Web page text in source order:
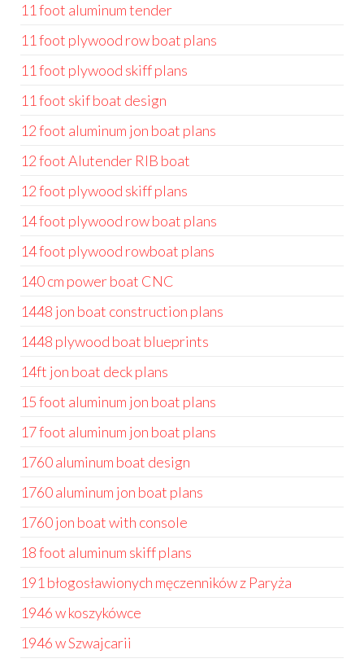
11 foot aluminum tender
11 foot plywood row boat plans
11 foot plywood skiff plans
11 foot skif boat design
12 foot aluminum jon boat plans
12 foot Alutender RIB boat
12 foot plywood skiff plans
14 foot plywood row boat plans
14 foot plywood rowboat plans
140 cm power boat CNC
1448 jon boat construction plans
1448 plywood boat blueprints
14ft jon boat deck plans
15 foot aluminum jon boat plans
17 foot aluminum jon boat plans
1760 aluminum boat design
1760 aluminum jon boat plans
1760 jon boat with console
18 foot aluminum skiff plans
191 błogosławionych męczenników z Paryża
1946 w koszykówce
1946 w Szwajcarii